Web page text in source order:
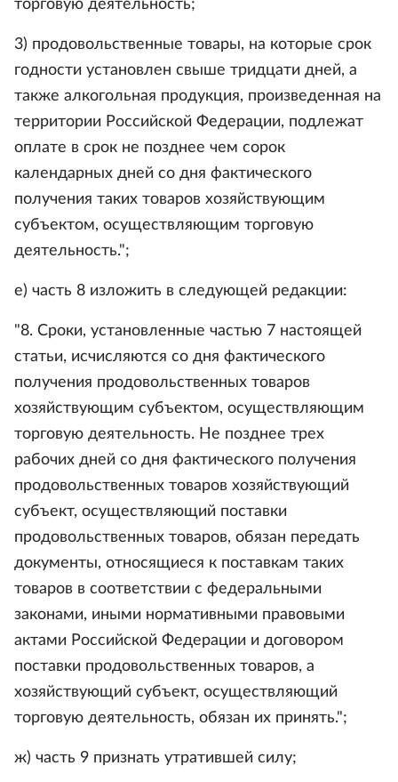
торговую деятельность;
3) продовольственные товары, на которые срок
годности установлен свыше тридцати дней, а
также алкогольная продукция, произведенная на
территории Российской Федерации, подлежат
оплате в срок не позднее чем сорок
календарных дней со дня фактического
получения таких товаров хозяйствующим
субъектом, осуществляющим торговую
деятельность.";
е) часть 8 изложить в следующей редакции:
"8. Сроки, установленные частью 7 настоящей
статьи, исчисляются со дня фактического
получения продовольственных товаров
хозяйствующим субъектом, осуществляющим
торговую деятельность. Не позднее трех
рабочих дней со дня фактического получения
продовольственных товаров хозяйствующий
субъект, осуществляющий поставки
продовольственных товаров, обязан передать
документы, относящиеся к поставкам таких
товаров в соответствии с федеральными
законами, иными нормативными правовыми
актами Российской Федерации и договором
поставки продовольственных товаров, а
хозяйствующий субъект, осуществляющий
торговую деятельность, обязан их принять.";
ж) часть 9 признать утратившей силу;